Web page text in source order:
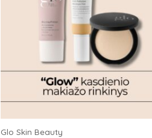
Glo Skin Beauty
multiple
variants.
The
options
may
be